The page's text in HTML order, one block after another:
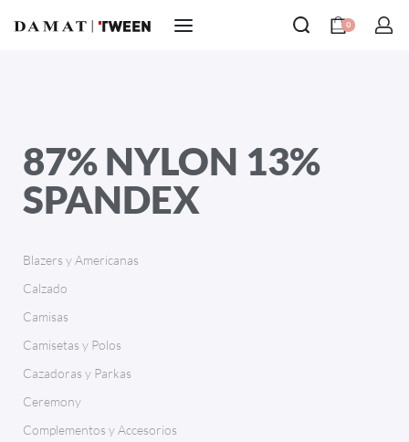
0
87% NYLON 13%
SPANDEX
Blazers y Americanas
Calzado
Camisas
Camisetas y Polos
Cazadoras y Parkas
Ceremony
Complementos y Accesorios